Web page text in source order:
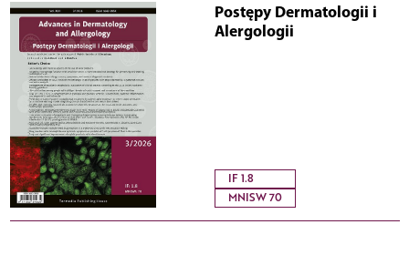
Postępy Dermatologii i
Alergologii
IF 1.8
MNISW 70